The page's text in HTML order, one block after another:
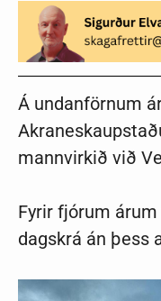
Á undanförnum
mannvirkið við
Fyrir fjórum
dagskrá án